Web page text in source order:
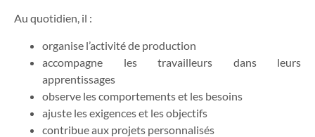
Au quotidien, il :
organise l’activité de production
accompagne les travailleurs dans leurs
apprentissages
observe les comportements et les besoins
ajuste les exigences et les objectifs
contribue aux projets personnalisés